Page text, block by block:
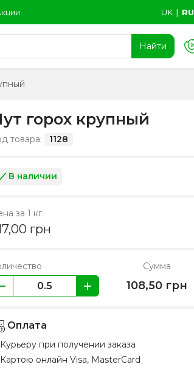
UK ∣ RU
Найти
горох крупный
товара: 1128
В наличии
за 1 кг
грн
Сумма
108,50 грн
Оплата
Курьеру при получении заказа
Картою онлайн Visa, MasterCard